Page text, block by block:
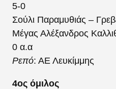
5-0
Σούλι Παραμυθιάς –
Μέγας Αλέξανδρος
0 α.α
Ρεπό: ΑΕ Λευκίμμης
4ος όμιλος